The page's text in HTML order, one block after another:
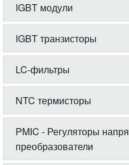
IGBT модули
IGBT транзисторы
LC-фильтры
NTC термисторы
PMIC - Регуляторы
преобразователи